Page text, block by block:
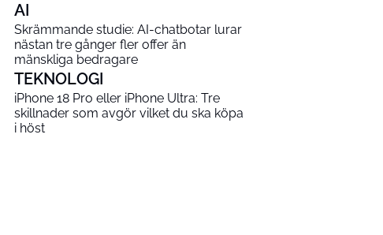
AI
Skrämmande studie: AI-chatbotar lurar
nästan tre gånger fler offer än
mänskliga bedragare
TEKNOLOGI
iPhone 18 Pro eller iPhone Ultra: Tre
skillnader som avgör vilket du ska köpa
i höst